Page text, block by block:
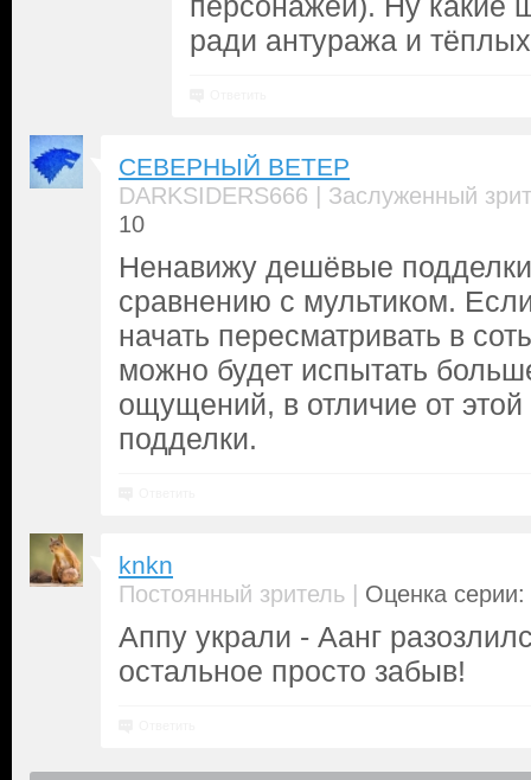
ради антуража и
СЕВЕРНЫЙ ВЕТЕР
DARKSIDERS666 | Заслуженный
10
Ненавижу дешёвые
сравнению с мультиком.
начать пересматривать в
можно будет испытать
ощущений, в отличие от
подделки.
knkn
Постоянный зритель | Оценка серии:
Аппу украли - Аанг
остальное просто забыв!